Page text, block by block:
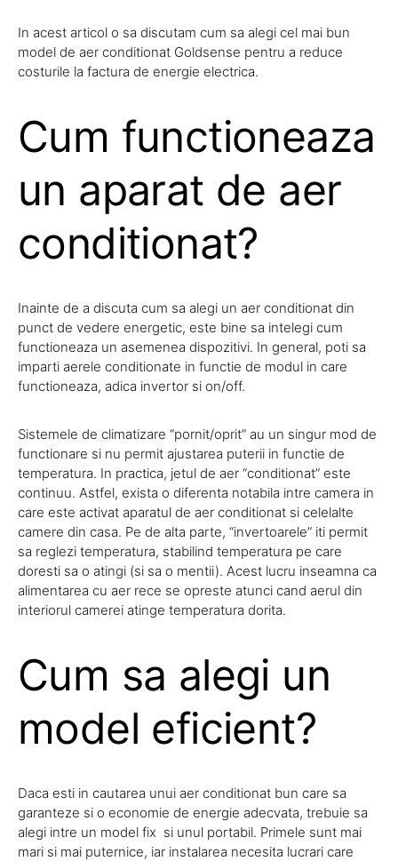
In acest articol o sa discutam cum sa alegi cel mai bun
model de aer conditionat Goldsense pentru a reduce
costurile la factura de energie electrica.
Cum functioneaza
un aparat de aer
conditionat?
Inainte de a discuta cum sa alegi un aer conditionat din
punct de vedere energetic, este bine sa intelegi cum
functioneaza un asemenea dispozitivi. In general, poti sa
imparti aerele conditionate in functie de modul in care
functioneaza, adica invertor si on/off.
Sistemele de climatizare “pornit/oprit” au un singur mod de
functionare si nu permit ajustarea puterii in functie de
temperatura. In practica, jetul de aer “conditionat” este
continuu. Astfel, exista o diferenta notabila intre camera in
care este activat aparatul de aer conditionat si celelalte
camere din casa. Pe de alta parte, “invertoarele” iti permit
sa reglezi temperatura, stabilind temperatura pe care
doresti sa o atingi (si sa o mentii). Acest lucru inseamna ca
alimentarea cu aer rece se opreste atunci cand aerul din
interiorul camerei atinge temperatura dorita.
Cum sa alegi un
model eficient?
Daca esti in cautarea unui aer conditionat bun care sa
garanteze si o economie de energie adecvata, trebuie sa
alegi intre un model fix si unul portabil. Primele sunt mai
mari si mai puternice, iar instalarea necesita lucrari care